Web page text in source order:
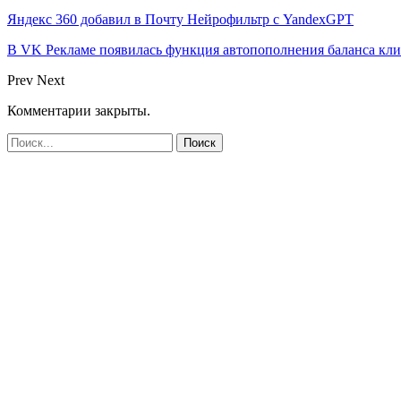
Яндекс 360 добавил в Почту Нейрофильтр с YandexGPT
В VK Рекламе появилась функция автопополнения баланса
Prev Next
Комментарии закрыты.